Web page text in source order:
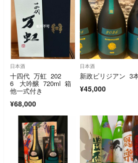
日本酒
十四代 万虹 202
6 大吟醸 720ml 箱
他一式付き
¥68,000
日本酒
新政ビリジアン 3
¥45,000